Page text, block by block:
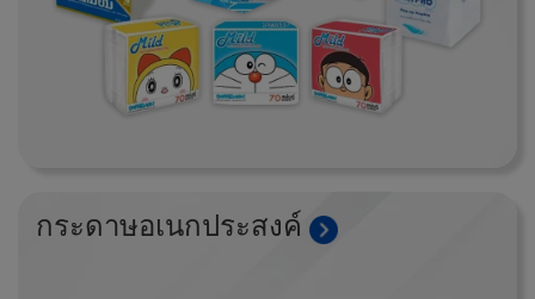
กระดาษอเนกประสงค์